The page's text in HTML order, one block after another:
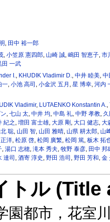
田中 裕一郎
,小笠原 憲四郎 山崎 誠 ,嶋田 智恵子 ,市
田 一武
I., KHUDIK Vladimir D.,中井 睦美,中
一, 小池 高司 , 小金沢 五月 , 星 博幸, 河内
Vladimir, LUTAENKO Konstantin A.,
, 七山 太, 中井 均, 中島 礼, 中野 孝教,
紀之 , 増田 富士雄, 大原 剛, 大口 健志, 大
聡, 山田 智, 山田 雅晴, 山県 耕太郎, 山
洋, 松原 啓, 松岡 廣繁, 松岡 篤, 板木 拓
, 湯口 志穂, 滝本 秀夫, 牧野 泰彦, 田中 邦
達司 , 酒寄 淳史 , 野田 浩司 , 野田 芳和, 金
トル
園都市，花室